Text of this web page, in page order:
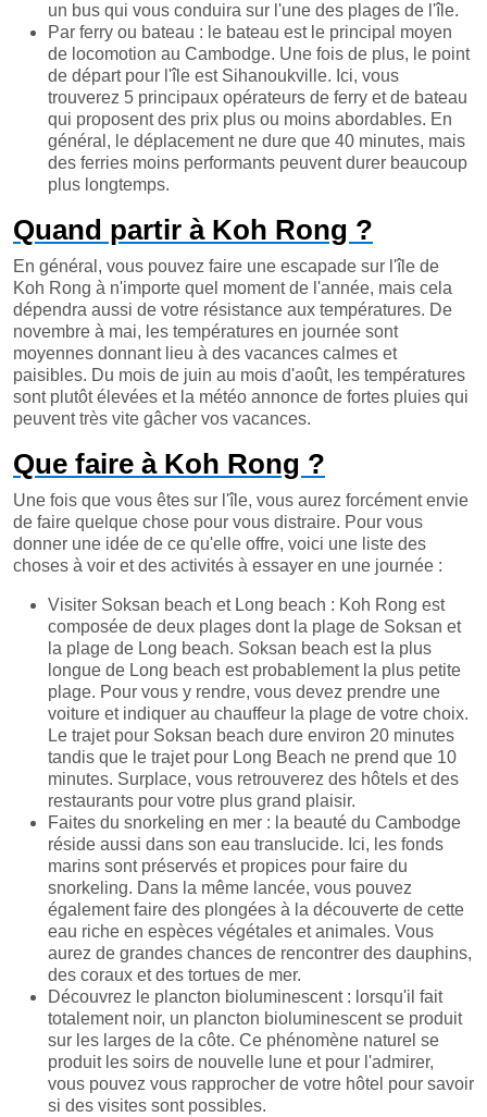
un bus qui vous conduira sur l'une des plages de l'île.
Par ferry ou bateau : le bateau est le principal moyen
de locomotion au Cambodge. Une fois de plus, le point
de départ pour l'île est Sihanoukville. Ici, vous
trouverez 5 principaux opérateurs de ferry et de bateau
qui proposent des prix plus ou moins abordables. En
général, le déplacement ne dure que 40 minutes, mais
des ferries moins performants peuvent durer beaucoup
plus longtemps.
Quand partir à Koh Rong ?
En général, vous pouvez faire une escapade sur l'île de
Koh Rong à n'importe quel moment de l'année, mais cela
dépendra aussi de votre résistance aux températures. De
novembre à mai, les températures en journée sont
moyennes donnant lieu à des vacances calmes et
paisibles. Du mois de juin au mois d'août, les températures
sont plutôt élevées et la météo annonce de fortes pluies qui
peuvent très vite gâcher vos vacances.
Que faire à Koh Rong ?
Une fois que vous êtes sur l'île, vous aurez forcément envie
de faire quelque chose pour vous distraire. Pour vous
donner une idée de ce qu'elle offre, voici une liste des
choses à voir et des activités à essayer en une journée :
Visiter Soksan beach et Long beach : Koh Rong est
composée de deux plages dont la plage de Soksan et
la plage de Long beach. Soksan beach est la plus
longue de Long beach est probablement la plus petite
plage. Pour vous y rendre, vous devez prendre une
voiture et indiquer au chauffeur la plage de votre choix.
Le trajet pour Soksan beach dure environ 20 minutes
tandis que le trajet pour Long Beach ne prend que 10
minutes. Surplace, vous retrouverez des hôtels et des
restaurants pour votre plus grand plaisir.
Faites du snorkeling en mer : la beauté du Cambodge
réside aussi dans son eau translucide. Ici, les fonds
marins sont préservés et propices pour faire du
snorkeling. Dans la même lancée, vous pouvez
également faire des plongées à la découverte de cette
eau riche en espèces végétales et animales. Vous
aurez de grandes chances de rencontrer des dauphins,
des coraux et des tortues de mer.
Découvrez le plancton bioluminescent : lorsqu'il fait
totalement noir, un plancton bioluminescent se produit
sur les larges de la côte. Ce phénomène naturel se
produit les soirs de nouvelle lune et pour l'admirer,
vous pouvez vous rapprocher de votre hôtel pour savoir
si des visites sont possibles.